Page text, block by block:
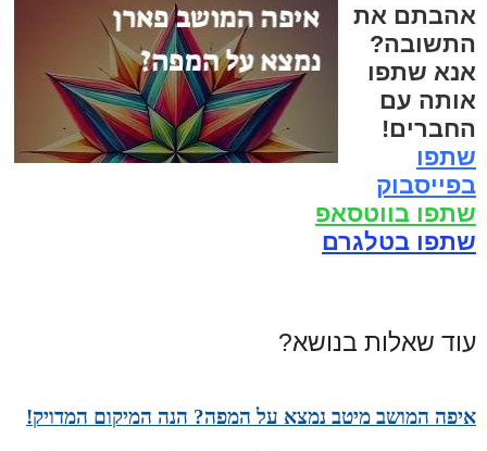
אהבתם את
התשובה?
אנא שתפו
אותה עם
החברים!
שתפו
בפייסבוק
שתפו בווטסאפ
שתפו בטלגרם
עוד שאלות בנושא?
איפה המושב מיטב נמצא על המפה? הנה המיקום המדויק!